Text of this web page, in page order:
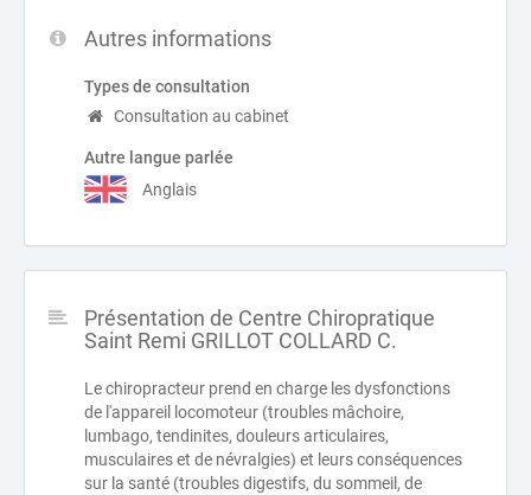
Autres informations
Types de consultation
Consultation au cabinet
Autre langue parlée
Anglais
Présentation de Centre Chiropratique
Saint Remi GRILLOT COLLARD C.
Le chiropracteur prend en charge les dysfonctions
de l'appareil locomoteur (troubles mâchoire,
lumbago, tendinites, douleurs articulaires,
musculaires et de névralgies) et leurs conséquences
sur la santé (troubles digestifs, du sommeil, de